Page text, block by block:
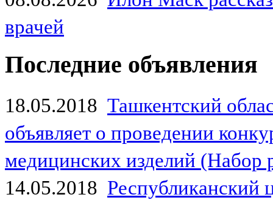
врачей
Последние объявления
18.05.2018 Ташкентский
объявляет о проведении
медицинских изделий (Набор
14.05.2018